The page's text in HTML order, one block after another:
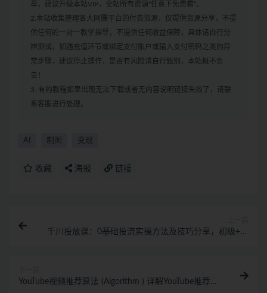
章，建议升级本站VIP，全站所有资源“任意下免费看”。
2.本站收集整理各大网赚平台的付费资源，仅提供资源分享，不提
供任何的一对一教学指导，不提供任何收益保障，具体请自行分
辨测试，如遇充值环节或绑定支付账户或输入支付密码之类的异
常步骤，建议停止操作，是否有风险请自行甄别，本站概不负
责！
3. 有的教程如果出现无法下载或者无内容说明链接失效了，请联
系客服进行处理。
AI 制图 变现
收藏 海报 链接
千川投放课：0基础投流实操方法及技巧分享，初级+高
YouTube视频推荐算法 (Algorithm ) 详解YouTube推荐机